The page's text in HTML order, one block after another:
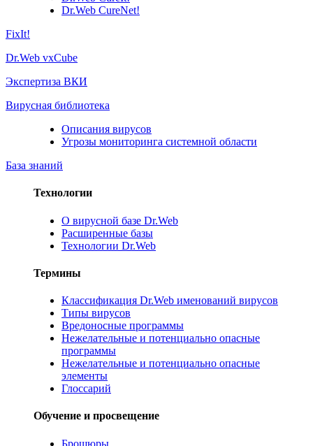
Dr.Web CureNet!
FixIt!
Dr.Web vxCube
Экспертиза ВКИ
Вирусная библиотека
Описания вирусов
Угрозы мониторинга системной области
База знаний
Технологии
О вирусной базе Dr.Web
Расширенные базы
Технологии Dr.Web
Термины
Классификация Dr.Web именований вирусов
Типы вирусов
Вредоносные программы
Нежелательные и потенциально опасные
программы
Нежелательные и потенциально опасные
элементы
Глоссарий
Обучение и просвещение
Брошюры